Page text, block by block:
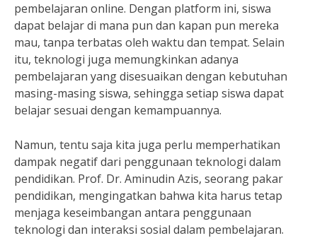
pembelajaran online. Dengan platform ini, siswa
dapat belajar di mana pun dan kapan pun mereka
mau, tanpa terbatas oleh waktu dan tempat. Selain
itu, teknologi juga memungkinkan adanya
pembelajaran yang disesuaikan dengan kebutuhan
masing-masing siswa, sehingga setiap siswa dapat
belajar sesuai dengan kemampuannya.
Namun, tentu saja kita juga perlu memperhatikan
dampak negatif dari penggunaan teknologi dalam
pendidikan. Prof. Dr. Aminudin Azis, seorang pakar
pendidikan, mengingatkan bahwa kita harus tetap
menjaga keseimbangan antara penggunaan
teknologi dan interaksi sosial dalam pembelajaran.